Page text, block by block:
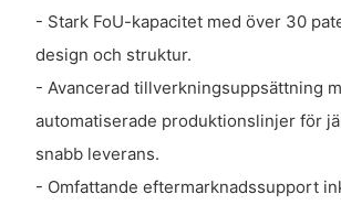
- Stark FoU-kapacitet med över 30
design och struktur.
- Avancerad tillverkningsuppsättning
automatiserade produktionslinjer för
snabb leverans.
- Omfattande eftermarknadssupport